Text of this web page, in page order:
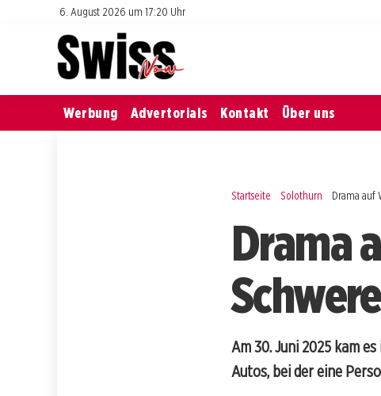
6. August 2026 um 17:20 Uhr
Werbung Advertorials Kontakt Über uns
Startseite Solothurn Drama auf
Drama
Am 30. Juni 2025 kam
Autos, bei der eine